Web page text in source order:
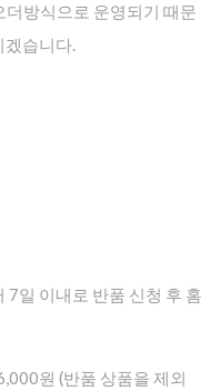
방식으로 운영되기 때문
겠습니다.
7일 이내로 반품 신청 후 홈
원 (반품 상품을 제외